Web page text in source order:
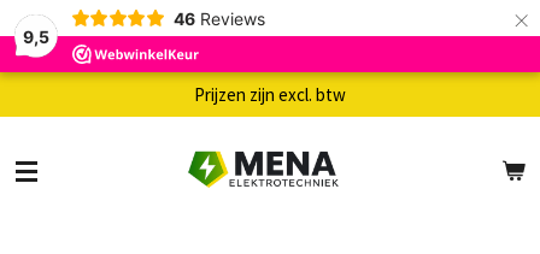
9,5
46 Reviews ×
Prijzen zijn excl. btw